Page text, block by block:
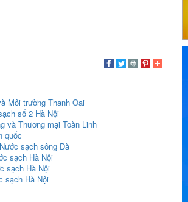
Môi trường Thanh Oai
số 2 Hà Nội
và Thương mại Toàn Linh
quốc
sạch sông Đà
sạch Hà Nội
sạch Hà Nội
sạch Hà Nội